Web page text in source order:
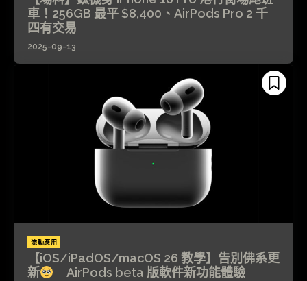
車！256GB 最平 $8,400、AirPods Pro 2 千
四有交易
2025-09-13
流動應用
【iOS/iPadOS/macOS 26 教學】告別佛系更
新
AirPods beta 版軟件新功能體驗